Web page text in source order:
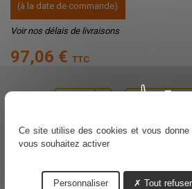
(à la date de commande)
Voir nos délais de livraisons
97,06 € TTC
Partager
Ce site utilise des cookies et vous
vous souhaitez activer
Tout refuser
Personnaliser